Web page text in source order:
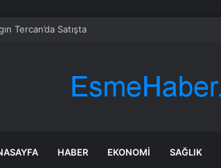
Tercan’da Satışta
HABER EKONOMI SAĞLIK